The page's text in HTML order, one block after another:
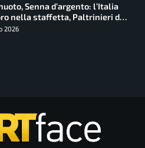
Senna d’argento: l’Italia
nella staffetta, Paltrinieri da
azzurro
2026